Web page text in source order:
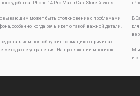
удобства iPhone 14 Pro Max в CareStoreDevices.
может быть столкновение с проблемами
особенно, когда речь идет о такой важной детали.
подробную информацию о причинах
методах её устранения. На протяжении многих лет
В
для
Мы
и